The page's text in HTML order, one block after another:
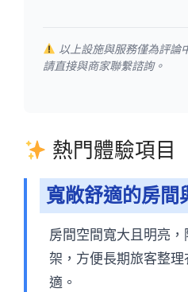
以上設施與服務僅為評論
請直接與商家聯繫諮詢。
熱門體驗項目
寬敞舒適的房間
房間空間寬大且明亮
架，方便長期旅客整
適。